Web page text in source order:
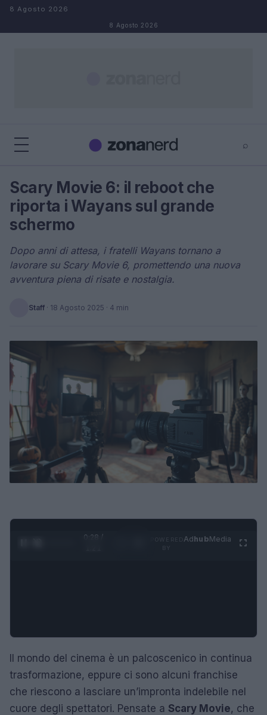
Salta al contenuto
8 Agosto 2026
8 Agosto 2026
⌕
Cerca
Scary Movie 6: il reboot che
riporta i Wayans sul grande
schermo
Dopo anni di attesa, i fratelli Wayans tornano a
lavorare su Scary Movie 6, promettendo una nuova
avventura piena di risate e nostalgia.
Staff · 18 Agosto 2025 · 4 min
0:29 /
AdhubMedia
Il mondo del cinema è un palcoscenico in continua
trasformazione, eppure ci sono alcuni franchise
che riescono a lasciare un’impronta indelebile nel
cuore degli spettatori. Pensate a Scary Movie, che